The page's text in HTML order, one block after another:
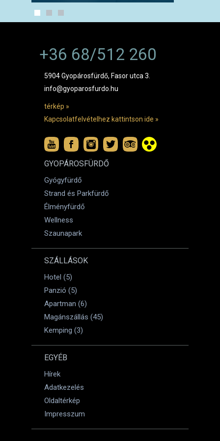
+36 68/512 260
5904 Gyopárosfürdő, Fasor utca 3.
info@gyoparosfurdo.hu
térkép »
Kapcsolatfelvételhez kattintson ide »
GYOPÁROSFÜRDŐ
Gyógyfürdő
Strand és Parkfürdő
Élményfürdő
Wellness
Szaunapark
SZÁLLÁSOK
Hotel (5)
Panzió (5)
Apartman (6)
Magánszállás (45)
Kemping (3)
EGYÉB
Hírek
Adatkezelés
Oldaltérkép
Impresszum